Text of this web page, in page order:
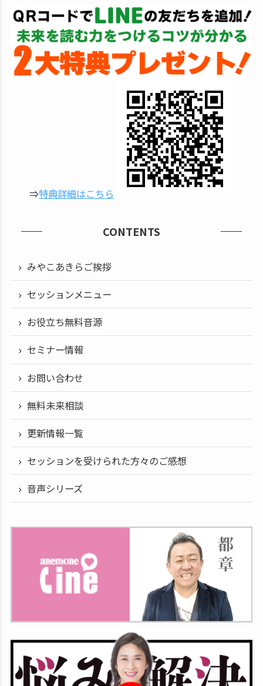
⇒特典詳細はこちら
CONTENTS
みやこあきらご挨拶
セッションメニュー
お役立ち無料音源
セミナー情報
お問い合わせ
無料未来相談
更新情報一覧
セッションを受けられた方々のご感想
音声シリーズ